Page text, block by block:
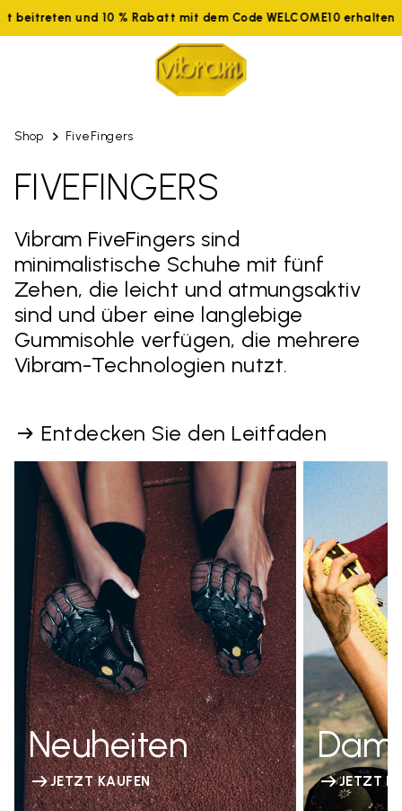
beitreten und 10 % Rabatt mit dem Code WELCOME10 erhalten
Shop FiveFingers
FIVEFINGERS
Vibram FiveFingers sind
minimalistische Schuhe mit fünf
Zehen, die leicht und atmungsaktiv
sind und über eine langlebige
Gummisohle verfügen, die mehrere
Vibram-Technologien nutzt.
Entdecken Sie den Leitfaden
Neuheiten
JETZT KAUFEN JETZT